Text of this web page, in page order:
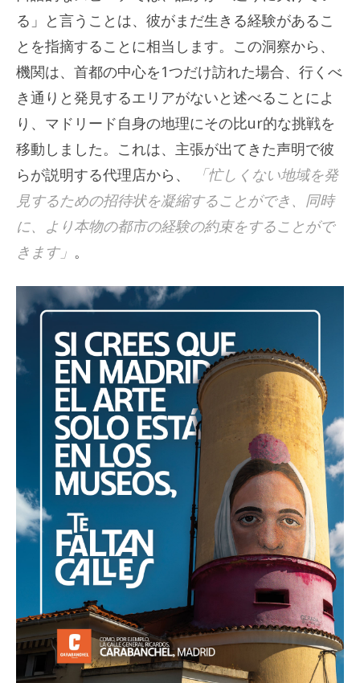
る」と言うことは、彼がまだ生きる経験があるこ
とを指摘することに相当します。この洞察から、
機関は、首都の中心を1つだけ訪れた場合、行くべ
き通りと発見するエリアがないと述べることによ
り、マドリード自身の地理にその比ur的な挑戦を
移動しました。これは、主張が出てきた声明で彼
らが説明する代理店から、
「忙しくない地域を発
見するための招待状を凝縮することができ、同時
に、より本物の都市の経験の約束をすることがで
きます」 。